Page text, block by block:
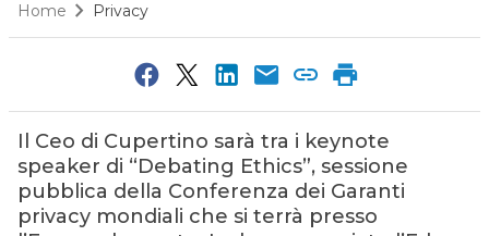
Home Privacy
Il Ceo di Cupertino sarà tra i keynote
speaker di “Debating Ethics”, sessione
pubblica della Conferenza dei Garanti
privacy mondiali che si terrà presso